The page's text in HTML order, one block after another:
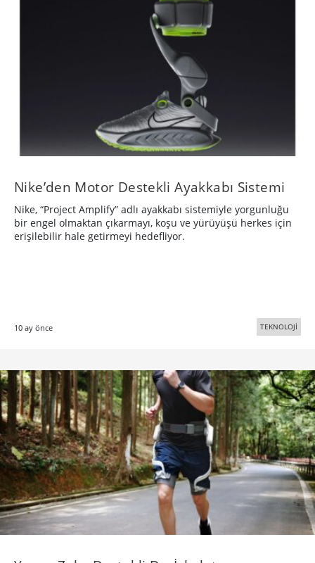
Nike’den Motor Destekli Ayakkabı Sistemi
Nike, “Project Amplify” adlı ayakkabı sistemiyle yorgunluğu
bir engel olmaktan çıkarmayı, koşu ve yürüyüşü herkes için
erişilebilir hale getirmeyi hedefliyor.
10 ay önce TEKNOLOJİ